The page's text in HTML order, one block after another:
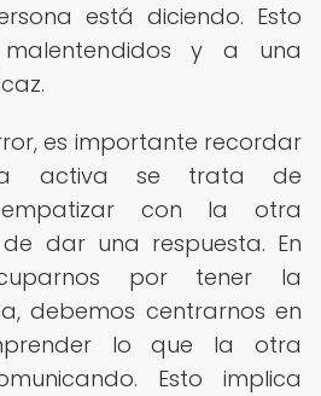
está diciendo. Esto
y a una
es importante recordar
activa se trata de
con la otra
dar una respuesta. En
por tener la
debemos centrarnos en
lo que la otra
Esto implica